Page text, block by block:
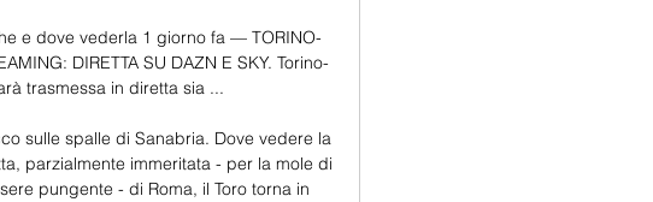
e dove vederla 1 giorno fa — TORINO-
DIRETTA SU DAZN E SKY. Torino-
trasmessa in diretta sia ...
sulle spalle di Sanabria. Dove vedere la
parzialmente immeritata - per la mole di
pungente - di Roma, il Toro torna in